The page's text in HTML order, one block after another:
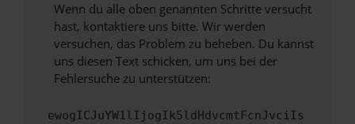
Wenn du alle oben genannten Schritte versucht
hast, kontaktiere uns bitte. Wir werden
versuchen, das Problem zu beheben. Du kannst
uns diesen Text schicken, um uns bei der
Fehlersuche zu unterstützen:
ewogICJuYW1lIjogIk5ldHdvcmtFcnJvciIs